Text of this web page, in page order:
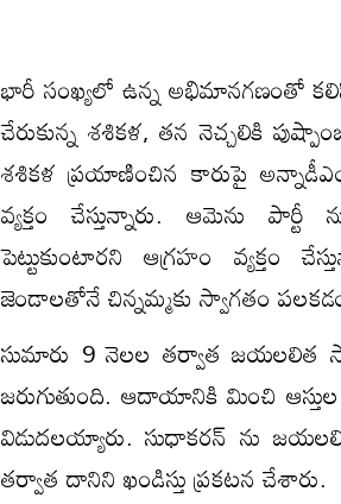
భారీ సంఖ్యలో ఉన్న అభిమానగణంతో
చేరుకున్న శశికళ, తన నెచ్చలికి
శశికళ ప్రయాణించిన కారుపై
వ్యక్తం చేస్తున్నారు. ఆమెను
పెట్టుకుంటారని ఆగ్రహం వ్యక్తం
జెండాలతోనే చిన్నమ్మకు స్వాగతం
సుమారు 9 నెలల తర్వాత జయలలిత
జరుగుతుంది. ఆదాయానికి మించి
విడుదలయ్యారు. సుధాకరన్ ను
తర్వాత దానిని ఖండిస్తు ప్రకటన చేశారు.